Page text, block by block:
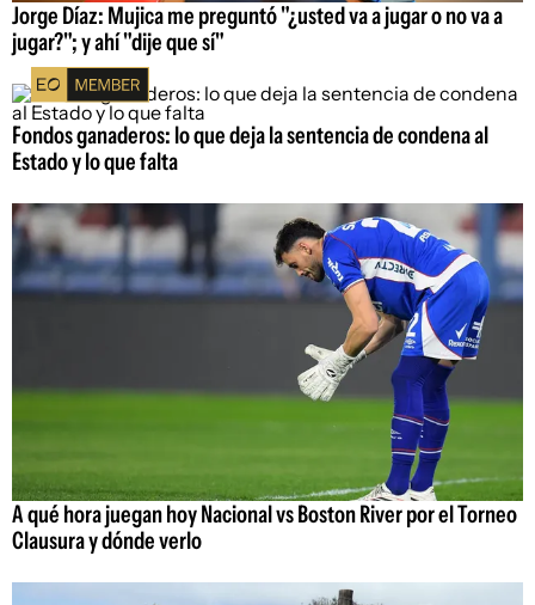
Jorge Díaz: Mujica me preguntó "¿usted va a jugar o no va a
jugar?"; y ahí "dije que sí"
Fondos ganaderos: lo que deja la sentencia de condena al
Estado y lo que falta
A qué hora juegan hoy Nacional vs Boston River por el Torneo
Clausura y dónde verlo